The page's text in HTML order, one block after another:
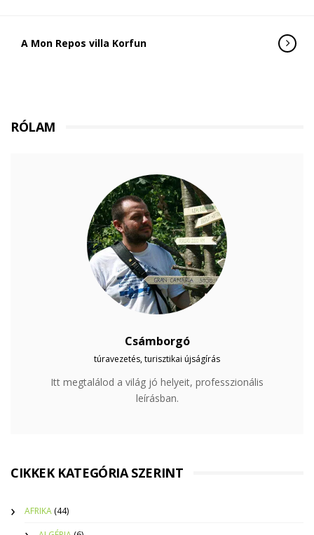
A Mon Repos villa Korfun
RÓLAM
Csámborgó
túravezetés, turisztikai újságírás
Itt megtalálod a világ jó helyeit, professzionális
leírásban.
CIKKEK KATEGÓRIA SZERINT
AFRIKA (44)